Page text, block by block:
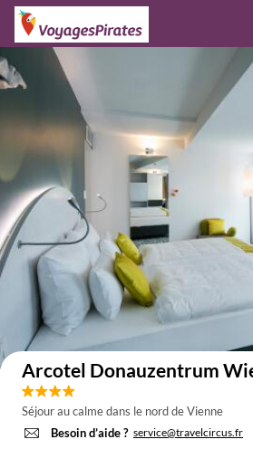
Arcotel Donauzentrum
Séjour au calme dans le nord de Vienne
Besoin d’aide ? service@travelcircus.fr